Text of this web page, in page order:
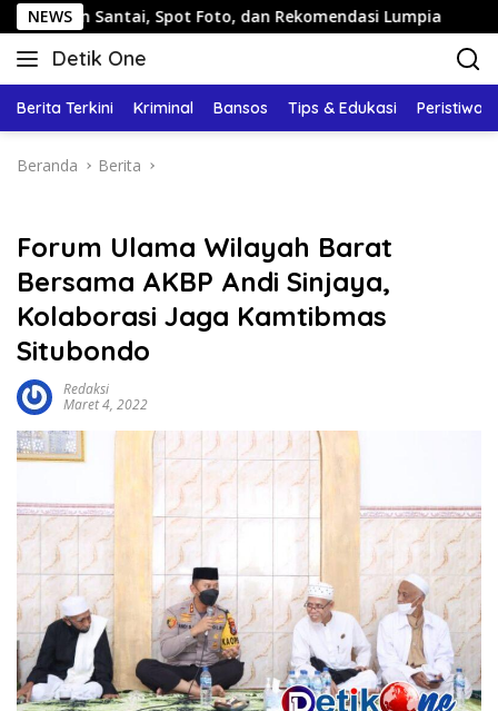
Langsung
ke
konten
NEWS
Spot Foto, dan Rekomendasi Lumpia Panduan
Detik One
Tajam
Fakta
Berita Terkini Kriminal Bansos Tips & Edukasi Peristiwa
Beranda Berita
Forum Ulama Wilayah Barat
Bersama AKBP Andi Sinjaya,
Kolaborasi Jaga Kamtibmas
Situbondo
Redaksi
Maret 4, 2022